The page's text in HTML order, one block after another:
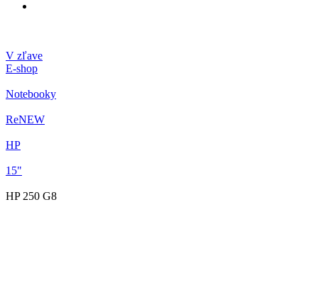
V zľave
E-shop
Notebooky
ReNEW
HP
15"
HP 250 G8